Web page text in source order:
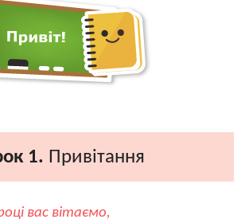
1. Привітання
вас вітаємо,